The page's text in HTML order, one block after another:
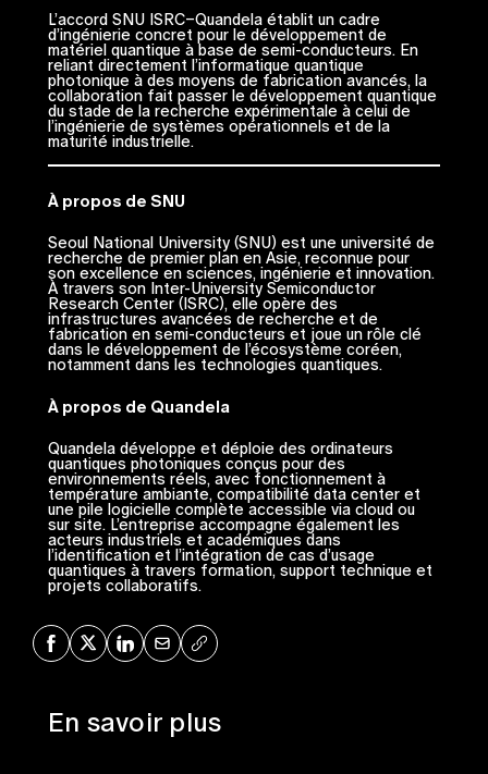
L’accord SNU ISRC–Quandela établit un cadre
d’ingénierie concret pour le développement de
matériel quantique à base de semi-conducteurs. En
reliant directement l’informatique quantique
photonique à des moyens de fabrication avancés, la
collaboration fait passer le développement quantique
du stade de la recherche expérimentale à celui de
l’ingénierie de systèmes opérationnels et de la
maturité industrielle.
À propos de SNU
Seoul National University (SNU) est une université de
recherche de premier plan en Asie, reconnue pour
son excellence en sciences, ingénierie et innovation.
À travers son Inter-University Semiconductor
Research Center (ISRC), elle opère des
infrastructures avancées de recherche et de
fabrication en semi-conducteurs et joue un rôle clé
dans le développement de l’écosystème coréen,
notamment dans les technologies quantiques.
À propos de Quandela
Quandela développe et déploie des ordinateurs
quantiques photoniques conçus pour des
environnements réels, avec fonctionnement à
température ambiante, compatibilité data center et
une pile logicielle complète accessible via cloud ou
sur site. L’entreprise accompagne également les
acteurs industriels et académiques dans
l’identification et l’intégration de cas d’usage
quantiques à travers formation, support technique et
projets collaboratifs.
Share on Facebook
Share on XShare on LinkedIn
Share via Mail
Copy URL
En savoir plus